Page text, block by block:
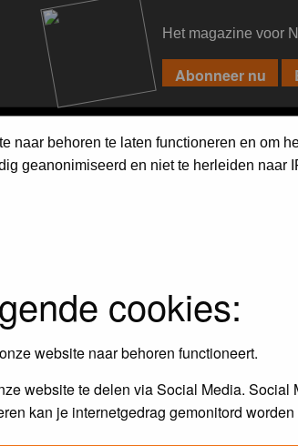
Het magazine voor
naar behoren te laten functioneren en om
geanonimiseerd en niet te herleiden naar
cookies:
website naar behoren functioneert.
website te delen via Social Media.
kan je internetgedrag gemonitord